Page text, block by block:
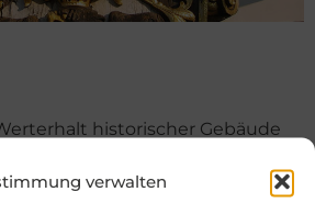
verwalten
historischer Gebäude
historischer Gebäude ist